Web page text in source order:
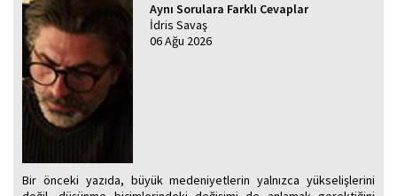
Aynı Sorulara Farklı Cevaplar
İdris Savaş
06 Ağu 2026
Bir önceki yazıda, büyük medeniyetlerin yalnızca yükselişlerini